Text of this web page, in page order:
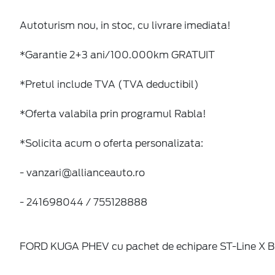
Autoturism nou, in stoc, cu livrare imediata!
*Garantie 2+3 ani/100.000km GRATUIT
*Pretul include TVA (TVA deductibil)
*Oferta valabila prin programul Rabla!
*Solicita acum o oferta personalizata:
- vanzari@allianceauto.ro
- 241698044 / 755128888
FORD KUGA PHEV cu pachet de echipare ST-Line X